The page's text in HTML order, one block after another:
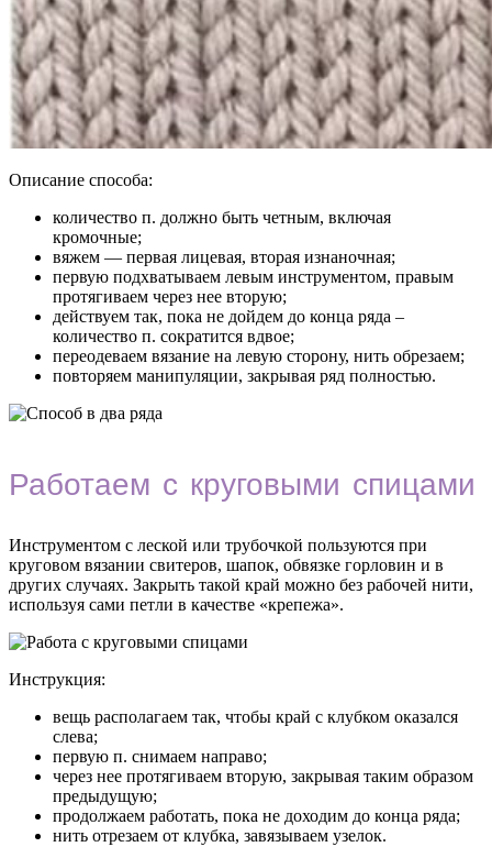
Описание способа:
количество п. должно быть четным, включая
кромочные;
вяжем — первая лицевая, вторая изнаночная;
первую подхватываем левым инструментом, правым
протягиваем через нее вторую;
действуем так, пока не дойдем до конца ряда –
количество п. сократится вдвое;
переодеваем вязание на левую сторону, нить обрезаем;
повторяем манипуляции, закрывая ряд полностью.
Работаем с круговыми спицами
Инструментом с леской или трубочкой пользуются при
круговом вязании свитеров, шапок, обвязке горловин и в
других случаях. Закрыть такой край можно без рабочей нити,
используя сами петли в качестве «крепежа».
Инструкция:
вещь располагаем так, чтобы край с клубком оказался
слева;
первую п. снимаем направо;
через нее протягиваем вторую, закрывая таким образом
предыдущую;
продолжаем работать, пока не доходим до конца ряда;
нить отрезаем от клубка, завязываем узелок.